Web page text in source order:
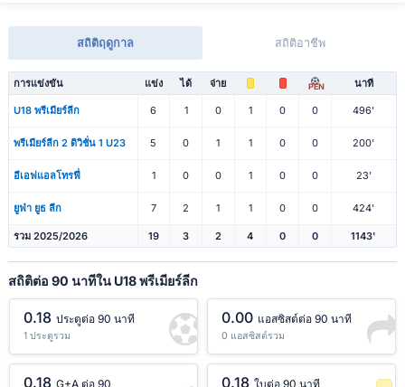
สถิติฤดูกาล สถิติอาชีพ
การแข่งขัน แข่ง ได้ จ่าย PEN นาที
U18 พรีเมียร์ลีก 6 1 0 1 0 0 496'
พรีเมียร์ลีก 2 ดิวิชั่น 1 U23 5 0 1 1 0 0 200'
อีเอฟแอลโทรฟี่ 1 0 0 1 0 0 23'
ยูฟ่า ยูธ ลีก 7 2 1 1 0 0 424'
รวม 2025/2026 19 3 2 4 0 0 1143'
สถิติต่อ 90 นาทีใน U18 พรีเมียร์ลีก
0.18 ประตูต่อ 90 นาที
1 ประตูรวม
0.00 แอสซิสต์ต่อ 90 นาที
0 แอสซิสต์รวม
0.18 G+A ต่อ 90 0.18 ใบต่อ 90 นาที